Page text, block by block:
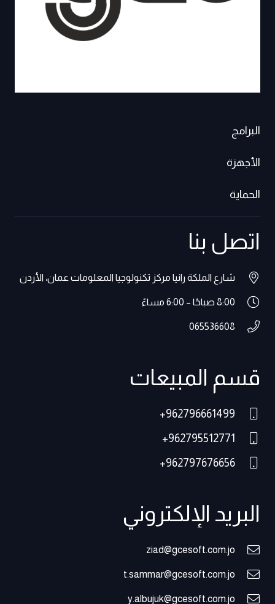
البرامج
الأجهزة
الحماية
اتصل بنا
شارع الملكة رانيا مركز تكنولوجيا المعلومات عمان، الأردن
8:00 صباحًا – 6:00 مساءً
065536608
قسم المبيعات
962796661499+
962795512771+
962797676656+
البريد الإلكتروني
ziad@gcesoft.com.jo
t.sammar@gcesoft.com.jo
y.albujuk@gcesoft.com.jo